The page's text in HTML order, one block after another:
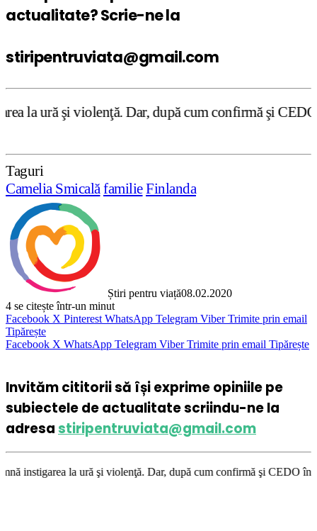
actualitate? Scrie-ne la
stiripentruviata@gmail.com
Dar, după cum confirmă şi CEDO în cazul
Taguri
Camelia SmicalăfamilieFinlanda
Știri pentru viață08.02.2020
4 se citește într-un minut
Facebook X Pinterest WhatsApp Telegram Viber Trimite prin email
Tipărește
Facebook X WhatsApp Telegram Viber Trimite prin email Tipărește
Invităm cititorii să își exprime opiniile pe
subiectele de actualitate scriindu-ne la
adresastiripentruviata@gmail.com
la ură şi violenţă. Dar, după cum confirmă şi CEDO în cazul